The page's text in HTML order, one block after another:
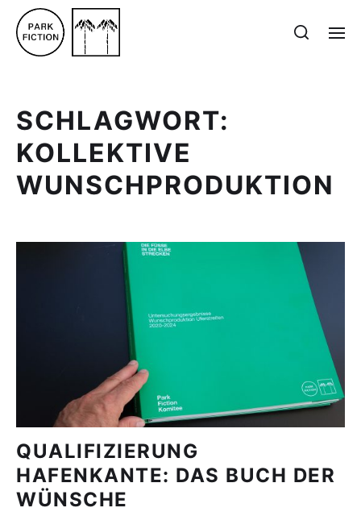
SCHLAGWORT:
KOLLEKTIVE
WUNSCHPRODUKTION
QUALIFIZIERUNG
HAFENKANTE: DAS BUCH DER
WÜNSCHE